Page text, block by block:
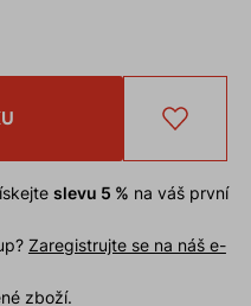
slevu 5 % na váš první
Zaregistrujte se na náš e-
zboží.